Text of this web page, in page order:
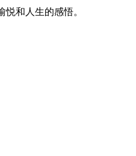
和人生的感悟。